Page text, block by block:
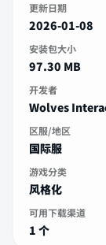
更新日期
2026-01-08
安装包大小
97.30 MB
开发者
Wolves
区服/地区
国际服
游戏分类
风格化
可用下载渠道
1 个